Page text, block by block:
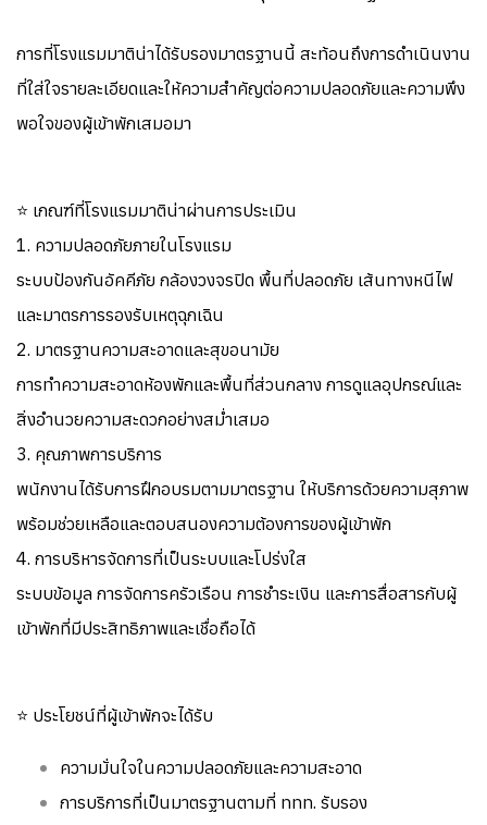
การที่โรงแรมมาติน่าได้รับรองมาตรฐานนี้ สะท้อนถึงการดำเนินงาน
ที่ใส่ใจรายละเอียดและให้ความสำคัญต่อความปลอดภัยและความพึง
พอใจของผู้เข้าพักเสมอมา
⭐ เกณฑ์ที่โรงแรมมาติน่าผ่านการประเมิน
1. ความปลอดภัยภายในโรงแรม
ระบบป้องกันอัคคีภัย กล้องวงจรปิด พื้นที่ปลอดภัย เส้นทางหนีไฟ
และมาตรการรองรับเหตุฉุกเฉิน
2. มาตรฐานความสะอาดและสุขอนามัย
การทำความสะอาดห้องพักและพื้นที่ส่วนกลาง การดูแลอุปกรณ์และ
สิ่งอำนวยความสะดวกอย่างสม่ำเสมอ
3. คุณภาพการบริการ
พนักงานได้รับการฝึกอบรมตามมาตรฐาน ให้บริการด้วยความสุภาพ
พร้อมช่วยเหลือและตอบสนองความต้องการของผู้เข้าพัก
4. การบริหารจัดการที่เป็นระบบและโปร่งใส
ระบบข้อมูล การจัดการครัวเรือน การชำระเงิน และการสื่อสารกับผู้
เข้าพักที่มีประสิทธิภาพและเชื่อถือได้
⭐ ประโยชน์ที่ผู้เข้าพักจะได้รับ
ความมั่นใจในความปลอดภัยและความสะอาด
การบริการที่เป็นมาตรฐานตามที่ ททท. รับรอง